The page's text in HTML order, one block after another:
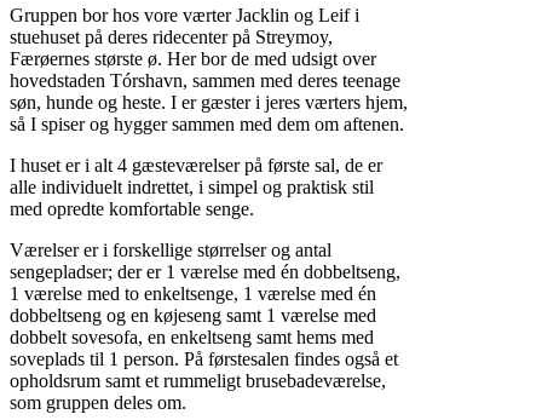
Gruppen bor hos vore værter Jacklin og Leif i
stuehuset på deres ridecenter på Streymoy,
Færøernes største ø. Her bor de med udsigt over
hovedstaden Tórshavn, sammen med deres teenage
søn, hunde og heste. I er gæster i jeres værters hjem,
så I spiser og hygger sammen med dem om aftenen.
I huset er i alt 4 gæsteværelser på første sal, de er
alle individuelt indrettet, i simpel og praktisk stil
med opredte komfortable senge.
Værelser er i forskellige størrelser og antal
sengepladser; der er 1 værelse med én dobbeltseng,
1 værelse med to enkeltsenge, 1 værelse med én
dobbeltseng og en køjeseng samt 1 værelse med
dobbelt sovesofa, en enkeltseng samt hems med
soveplads til 1 person. På førstesalen findes også et
opholdsrum samt et rummeligt brusebadeværelse,
som gruppen deles om.